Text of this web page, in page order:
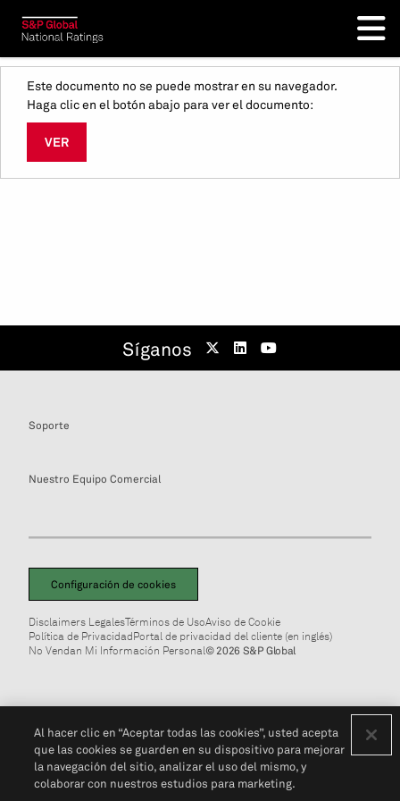
Este documento no se puede mostrar en su navegador.
Haga clic en el botón abajo para ver el documento:
VER
Síganos
Soporte
Nuestro Equipo Comercial
Configuración de cookies
Disclaimers LegalesTérminos de UsoAviso de Cookie
Política de PrivacidadPortal de privacidad del cliente (en inglés)
No Vendan Mi Información Personal© 2026 S&P Global
Al hacer clic en “Aceptar todas las cookies”, usted acepta
que las cookies se guarden en su dispositivo para mejorar
la navegación del sitio, analizar el uso del mismo, y
colaborar con nuestros estudios para marketing.